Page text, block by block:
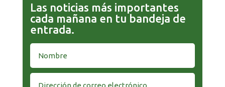
Las noticias más importantes
cada mañana en tu bandeja de
entrada.